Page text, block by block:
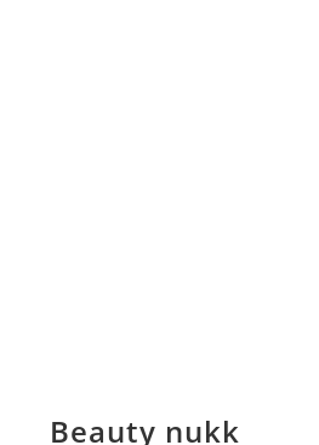
Beauty nukk